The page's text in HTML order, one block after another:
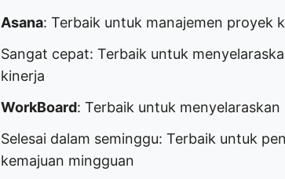
Asana: Terbaik untuk manajemen proyek
Sangat cepat: Terbaik untuk
kinerja
WorkBoard: Terbaik untuk
Selesai dalam seminggu: Terbaik untuk
kemajuan mingguan